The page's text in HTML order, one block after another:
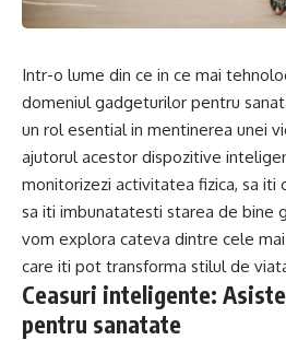
Intr-o lume din ce in ce mai
domeniul gadgeturilor pentru
un rol esential in mentinerea unei
ajutorul acestor dispozitive
monitorizezi activitatea fizica, sa iti
sa iti imbunatatesti starea de bine
vom explora cateva dintre cele
care iti pot transforma stilul de
Ceasuri inteligente:
pentru sanatate